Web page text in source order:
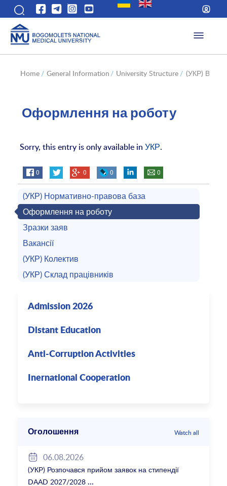
Home / General Information / University Structure / (УКР)
Оформлення на роботу
Sorry, this entry is only available inУКР.
0 0 0 0
(УКР) Нормативно-правова база
Оформлення на роботу
Зразки заяв
Вакансії
(УКР) Колектив
(УКР) Склад працівників
Admission 2026
Distant Education
Anti-Corruption Activities
Inernational Cooperation
Оголошення Watch all
06.08.2026
(УКР) Розпочався прийом заявок на стипендії
DAAD 2027/2028